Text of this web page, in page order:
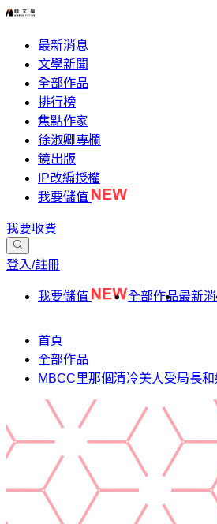
最新消息
文學新聞
全部作品
排行榜
焦點作家
徐淑卿專欄
鏡出版
IP改編授權
我要儲值
我要收費
登入/註冊
我要儲值 全部作品最新
首頁
全部作品
MBCC里那個清冷美人受局長